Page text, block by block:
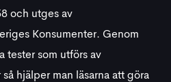
och utges av
Konsumenter. Genom
tester som utförs av
hjälper man läsarna att göra